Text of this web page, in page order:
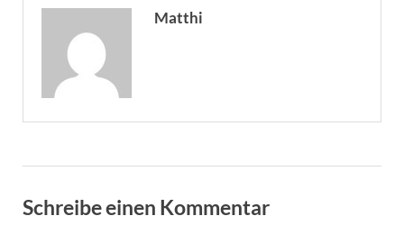
Matthi
Schreibe einen Kommentar